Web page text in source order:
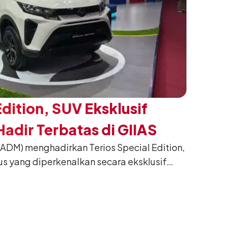
SUV Eksklusif
Terbatas di GIIAS
menghadirkan Terios Special Edition,
yang diperkenalkan secara eksklusif
International Auto Show (GIIAS) 2026
Dikembangkan dari varian Terios 1.5 X